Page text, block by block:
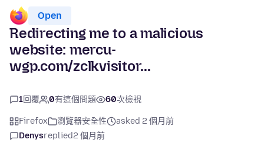
Open
Redirecting me to a malicious
website: mercu-
wgp.com/zclkvisitor...
1回覆 0有這個問題 60次檢視
Firefox 瀏覽器安全性
asked 2 個月前
Denysreplied2 個月前